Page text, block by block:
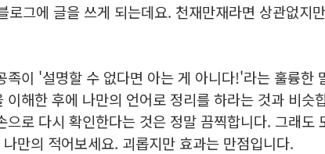
로그에 글을 쓰게 되는데요. 천재만재라면 상관없지
족이 '설명할 수 없다면 아는 게 아니다!'라는 훌륭한
해한 후에 나만의 언어로 정리를 하라는 것과 비슷
로 다시 확인한다는 것은 정말 끔찍합니다. 그래도
만의 적어보세요. 괴롭지만 효과는 만점입니다.